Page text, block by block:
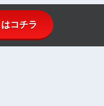
コチラ